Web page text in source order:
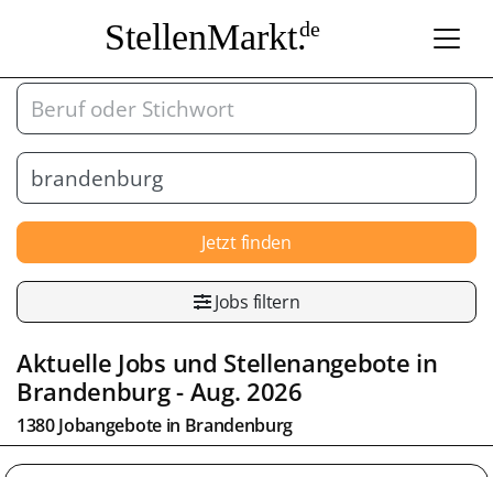
StellenMarkt.de
Jetzt finden
Jobs filtern
Aktuelle Jobs und Stellenangebote in
Brandenburg- Aug. 2026
1380 Jobangebote in Brandenburg